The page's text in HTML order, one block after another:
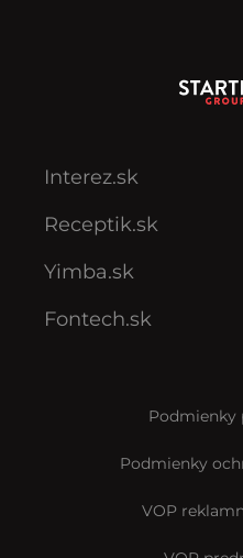
Interez.sk
Receptik.sk
Yimba.sk
Fontech.sk
Podmienky
Podmienky
VOP